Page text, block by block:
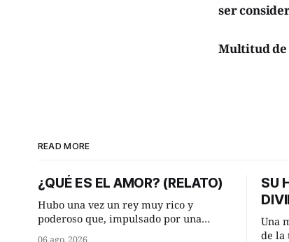
ser
Multitud de
READ MORE
¿QUÉ ES EL AMOR? (RELATO)
Hubo una vez un rey muy rico y
poderoso que, impulsado por una
06 ago. 2026
SU
Una
de la